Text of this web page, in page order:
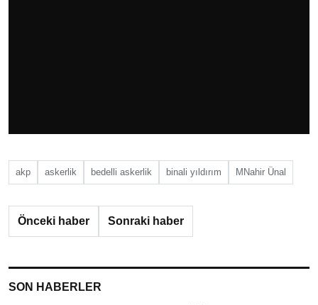
akp askerlik bedelli askerlik binali yıldırım MNahir Ünal
Önceki haber Sonraki haber
SON HABERLER